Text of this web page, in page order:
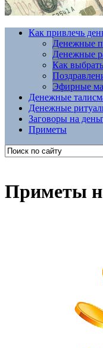
Как привлечь
Денежные
Денежные
Как
Эфирные
Денежные
Денежные
Заговоры на
Приметы
Приметы